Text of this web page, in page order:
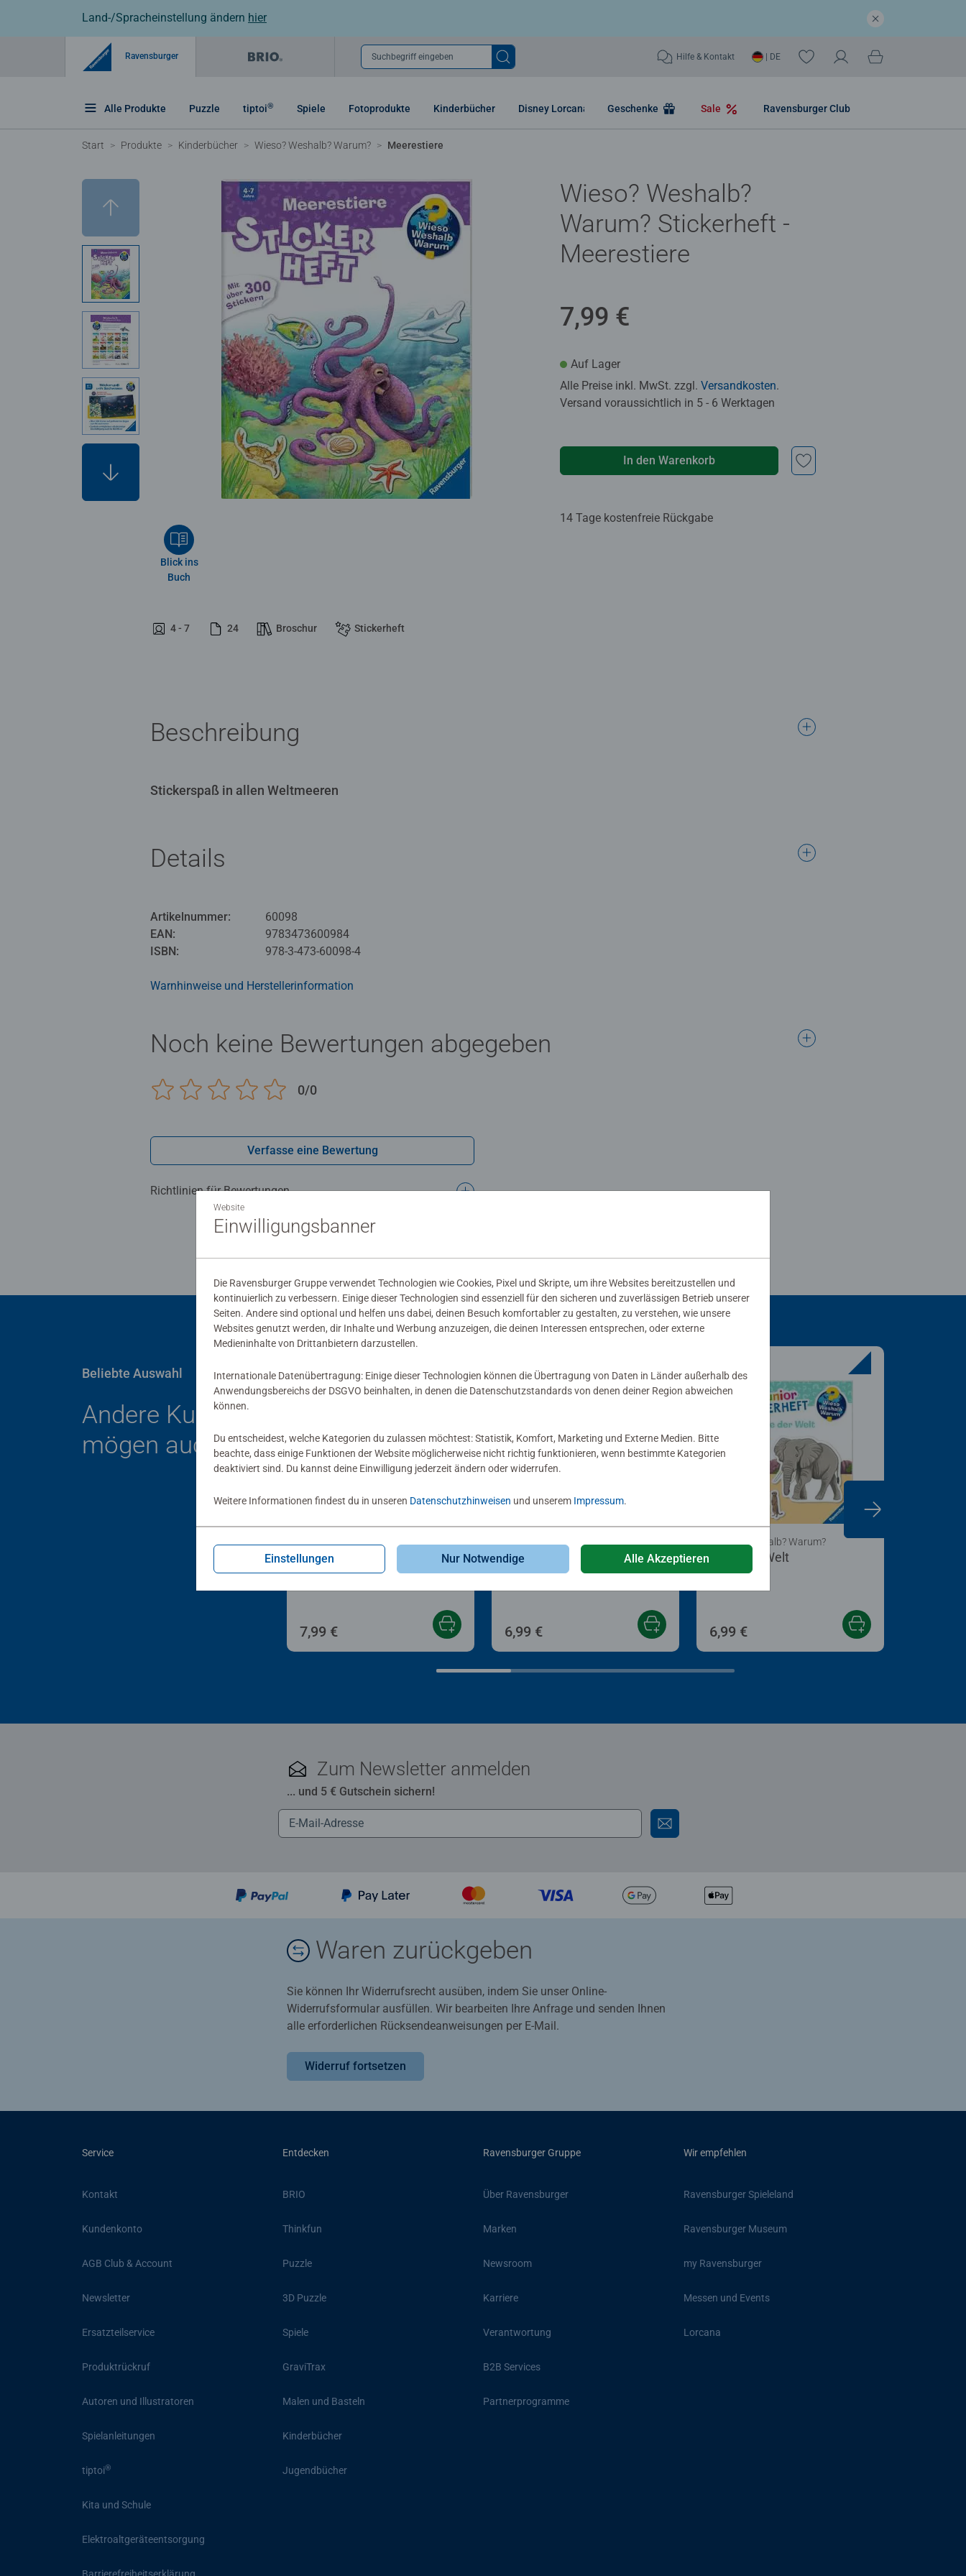
Land-/Spracheinstellung ändern hier
Ravensburger Suchbegriff eingeben Hilfe & Kontakt | DE
Alle Produkte Puzzle tiptoi® Spiele Fotoprodukte Kinderbücher Disney Lorcana Geschenke Sale Ravensburger Club
Start Produkte Kinderbücher Wieso? Weshalb? Warum? Meerestiere
Blick ins
Buch
4 - 7 24 Broschur Stickerheft
Wieso? Weshalb?
Warum? Stickerheft -
Meerestiere
7,99 €
Auf Lager
Alle Preise inkl. MwSt. zzgl. Versandkosten.
Versand voraussichtlich in 5 - 6 Werktagen
In den Warenkorb
14 Tage kostenfreie Rückgabe
Beschreibung
Stickerspaß in allen Weltmeeren
Details
Artikelnummer:
60098
EAN:
9783473600984
ISBN:
978-3-473-60098-4
Warnhinweise und Herstellerinformation
Noch keine Bewertungen abgegeben
0/0
Verfasse eine Bewertung
Richtlinien für Bewertungen
Beliebte Auswahl
Andere Kunden
mögen auch
Jahreszeiten
7,99 €
Bauernhof
6,99 €
Tiere der Welt
Wieso? Weshalb? Warum?
6,99 €
Zum Newsletter anmelden
... und 5 € Gutschein sichern!
Waren zurückgeben
Sie können Ihr Widerrufsrecht ausüben, indem Sie unser Online-
Widerrufsformular ausfüllen. Wir bearbeiten Ihre Anfrage und senden Ihnen
alle erforderlichen Rücksendeanweisungen per E-Mail.
Widerruf fortsetzen
Service
Kontakt
Kundenkonto
AGB Club & Account
Newsletter
Ersatzteilservice
Produktrückruf
Autoren und Illustratoren
Spielanleitungen
tiptoi®
Kita und Schule
Elektroaltgeräteentsorgung
Entdecken
BRIO
Thinkfun
Puzzle
3D Puzzle
Spiele
GraviTrax
Malen und Basteln
Kinderbücher
Jugendbücher
Ravensburger Gruppe
Über Ravensburger
Marken
Newsroom
Karriere
Verantwortung
B2B Services
Partnerprogramme
Wir empfehlen
Ravensburger Spieleland
Ravensburger Museum
my Ravensburger
Messen und Events
Lorcana
Website
Einwilligungsbanner
Die Ravensburger Gruppe verwendet Technologien wie Cookies, Pixel und Skripte, um ihre Websites bereitzustellen und
kontinuierlich zu verbessern. Einige dieser Technologien sind essenziell für den sicheren und zuverlässigen Betrieb unserer
Seiten. Andere sind optional und helfen uns dabei, deinen Besuch komfortabler zu gestalten, zu verstehen, wie unsere
Websites genutzt werden, dir Inhalte und Werbung anzuzeigen, die deinen Interessen entsprechen, oder externe
Medieninhalte von Drittanbietern darzustellen.
Internationale Datenübertragung: Einige dieser Technologien können die Übertragung von Daten in Länder außerhalb des
Anwendungsbereichs der DSGVO beinhalten, in denen die Datenschutzstandards von denen deiner Region abweichen
können.
Du entscheidest, welche Kategorien du zulassen möchtest: Statistik, Komfort, Marketing und Externe Medien. Bitte
beachte, dass einige Funktionen der Website möglicherweise nicht richtig funktionieren, wenn bestimmte Kategorien
deaktiviert sind. Du kannst deine Einwilligung jederzeit ändern oder widerrufen.
Weitere Informationen findest du in unseren Datenschutzhinweisen und unserem Impressum.
Einstellungen Nur Notwendige Alle Akzeptieren